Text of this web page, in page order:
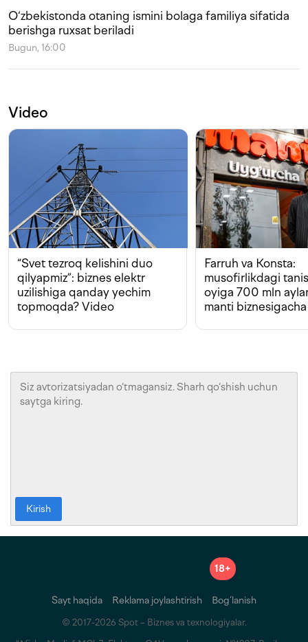
O‘zbekistonda otaning ismini bolaga familiya sifatida
berishga ruxsat beriladi
Bugun, 16:00
Video
“Svet tezroq kelishini duo
qilyapmiz”: biznes elektr
uzilishiga qanday yechim
topmoqda? Video
Farruh va Konsta:
musofirlikdagi
oyiga 700 mln
manti biznesigacha
Kirish
18+
Sayt haqida Reklama joylashtirish Bog‘lanish
© 2017-2026 Spot – Biznes va texnologiyalar.